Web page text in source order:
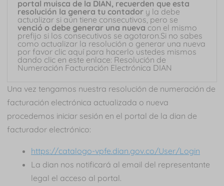
portal muisca de la DIAN, recuerden que esta
resolución la genera tu contador y la debe
actualizar si aún tiene consecutivos, pero se
venció o debe generar una nueva con el mismo
prefijo si los consecutivos se agotaron.Si no sabes
como actualizar la resolución o generar una nueva
por favor clic aquí para hacerlo ustedes mismos
dando clic en este enlace: Resolución de
Numeración Facturación Electrónica DIAN
Una vez tengamos nuestra resolución de numeración de
facturación electrónica actualizada o nueva
procedemos iniciar sesión en el portal de la dian de
facturador electrónico:
https://catalogo-vpfe.dian.gov.co/User/Login
La dian nos notificará al email del representante
legal el acceso al portal.